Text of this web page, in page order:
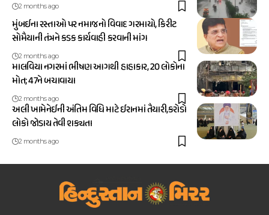
2 months ago
મુંબઈના રસ્તાઓ પર નમાજનો વિવાદ ગરમાયો, કિરીટ
સોમૈયાની તંત્રને કડક કાર્યવાહી કરવાની માંગ
2 months ago
માલવિયા નગરમાં ભીષણ આગથી હાહાકાર, 20 લોકોના
મોત; 47ને બચાવાયા
2 months ago
અલી ખામેનેઈની અંતિમ વિધિ માટે ઈરાનમાં તૈયારી,કરોડો
લોકો જોડાય તેવી શક્યતા
2 months ago